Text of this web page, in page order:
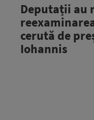
Deputații au
cerută de
Iohannis